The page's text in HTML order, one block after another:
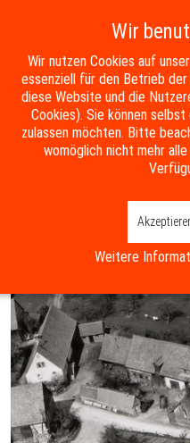
Mobile Menu Toggle
Suche Kontakt Impressum
Home Die Gemeinde Chronik
Wir
Wir nutzen Cookies auf
essenziell für den Betrieb
diese Website und die
Cookies). Sie können
zulassen möchten. Bitte
womöglich nicht mehr
Weitere